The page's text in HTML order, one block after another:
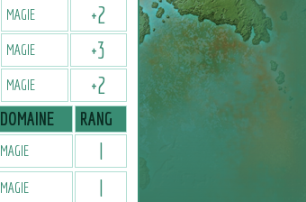
MAGIE +2
MAGIE +3
MAGIE +2
DOMAINE RANG
MAGIE I
MAGIE I